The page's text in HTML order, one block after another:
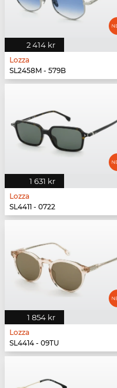
2 414 kr
Lozza
SL2458M - 579B
1 631 kr
Lozza
SL4411 - 0722
1 854 kr
Lozza
SL4414 - 09TU